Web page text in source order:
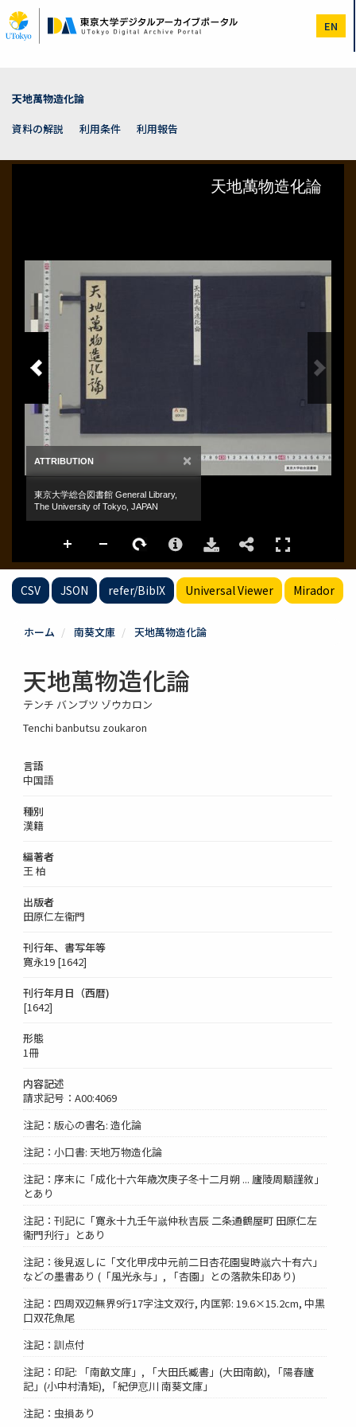
イ
ン
EN
天地萬物造化論
資料の解説
利用条件 利用報告
CSV JSON refer/BibIX Universal Viewer Mirador
ホーム 南葵文庫 天地萬物造化論
天地萬物造化論
テンチ バンブツ ゾウカロン
Tenchi banbutsu zoukaron
言語
中国語
種別
漢籍
編著者
王 柏
出版者
田原仁左衞門
刊行年、書写年等
寛永19 [1642]
刊行年月日（西暦)
[1642]
形態
1冊
内容記述
請求記号：A00:4069
注記：版心の書名: 造化論
注記：小口書: 天地万物造化論
注記：序末に「成化十六年歳次庚子冬十二月朔 ... 廬陵周顒謹敘」
とあり
注記：刊記に「寛永十九壬午嵗仲秋吉辰 二条通鶴屋町 田原仁左
衞門刋行」とあり
注記：後見返しに「文化甲戌中元前二日杏花園叟時嵗六十有六」
などの墨書あり (「風光永与」, 「杏園」との落款朱印あり)
注記：四周双辺無界9行17字注文双行, 内匡郭: 19.6×15.2cm, 中黒
口双花魚尾
注記：訓点付
注記：印記: 「南畝文庫」, 「大田氏臧書」(大田南畝), 「陽春廬
記」(小中村清矩), 「紀伊恴川 南葵文庫」
注記：虫損あり